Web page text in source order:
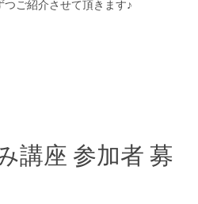
ご紹介させて頂きます♪
講座 参加者 募